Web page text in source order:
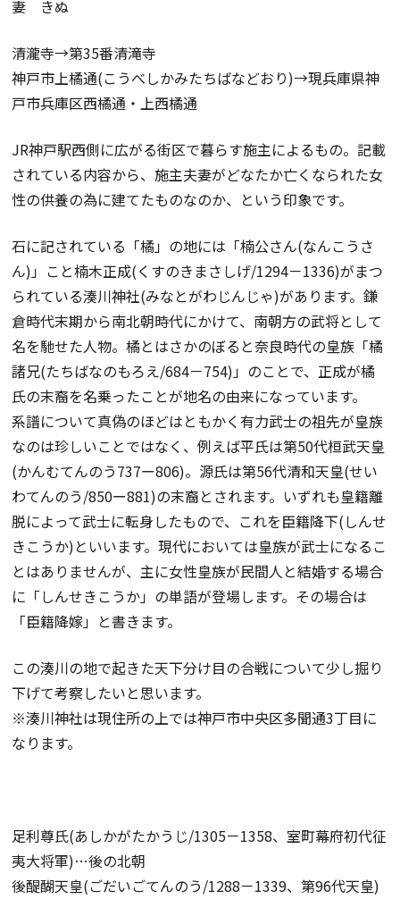
妻 きぬ
清瀧寺→第35番清滝寺
神戸市上橘通(こうべしかみたちばなどおり)→現兵庫県神
戸市兵庫区西橘通・上西橘通
JR神戸駅西側に広がる街区で暮らす施主によるもの。記載
されている内容から、施主夫妻がどなたか亡くなられた女
性の供養の為に建てたものなのか、という印象です。
石に記されている「橘」の地には「楠公さん(なんこうさ
ん)」こと楠木正成(くすのきまさしげ/1294－1336)がまつ
られている湊川神社(みなとがわじんじゃ)があります。鎌
倉時代末期から南北朝時代にかけて、南朝方の武将として
名を馳せた人物。橘とはさかのぼると奈良時代の皇族「橘
諸兄(たちばなのもろえ/684－754)」のことで、正成が橘
氏の末裔を名乗ったことが地名の由来になっています。
系譜について真偽のほどはともかく有力武士の祖先が皇族
なのは珍しいことではなく、例えば平氏は第50代桓武天皇
(かんむてんのう737ー806)。源氏は第56代清和天皇(せい
わてんのう/850ー881)の末裔とされます。いずれも皇籍離
脱によって武士に転身したもので、これを臣籍降下(しんせ
きこうか)といいます。現代においては皇族が武士になるこ
とはありませんが、主に女性皇族が民間人と結婚する場合
に「しんせきこうか」の単語が登場します。その場合は
「臣籍降嫁」と書きます。
この湊川の地で起きた天下分け目の合戦について少し掘り
下げて考察したいと思います。
※湊川神社は現住所の上では神戸市中央区多聞通3丁目に
なります。
足利尊氏(あしかがたかうじ/1305－1358、室町幕府初代征
夷大将軍)…後の北朝
後醍醐天皇(ごだいごてんのう/1288－1339、第96代天皇)